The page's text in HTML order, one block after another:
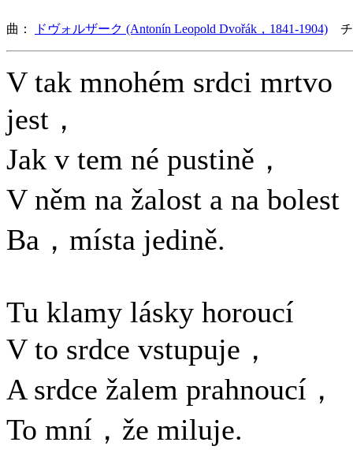
曲： ドヴォルザーク (Antonín Leopold Dvořák，1841-1904) チ
V tak mnohém srdci mrtvo
jest，
Jak v tem né pustině，
V něm na žalost a na bolest
Ba，místa jedině.
Tu klamy lásky horoucí
V to srdce vstupuje，
A srdce žalem prahnoucí，
To mní，že miluje.